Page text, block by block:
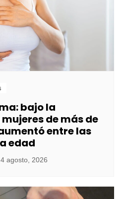
bajo la
de más de
entre las
edad
4 agosto, 2026